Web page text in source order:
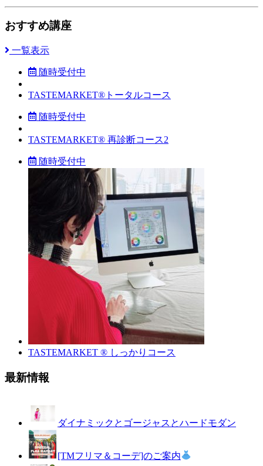
おすすめ講座
一覧表示
随時受付中
TASTEMARKET®︎トータルコース
随時受付中
TASTEMARKET®︎ 再診断コース2
随時受付中
TASTEMARKET ®︎ しっかりコース
最新情報
ダイナミックとゴージャスとハードモダン
[TMフリマ＆コーデ]のご案内